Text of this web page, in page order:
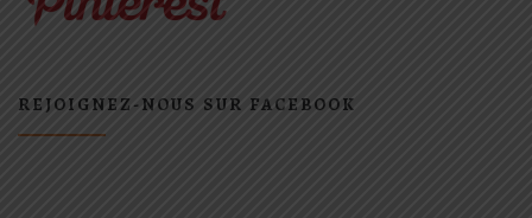
REJOIGNEZ-NOUS SUR FACEBOOK